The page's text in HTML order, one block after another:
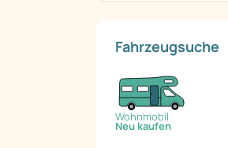
Fahrzeugsuche
Wohnmobil
Neu kaufen